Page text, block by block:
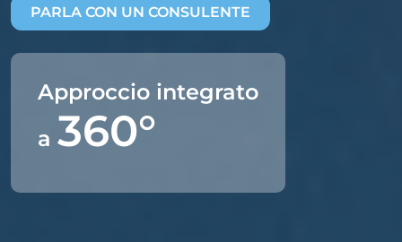
PARLA CON UN CONSULENTE
Approccio integrato
a 360°